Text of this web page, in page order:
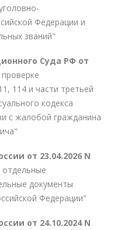
Федерации и
званий"
Суда РФ от
114 и части третьей
кодекса
с жалобой гражданина
от 23.04.2026 N
документы
Федерации"
от 24.10.2024 N